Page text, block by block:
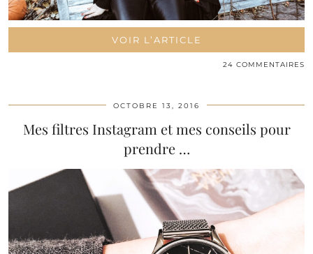
VOIR L’ARTICLE
24 COMMENTAIRES
OCTOBRE 13, 2016
Mes filtres Instagram et mes conseils pour
prendre …